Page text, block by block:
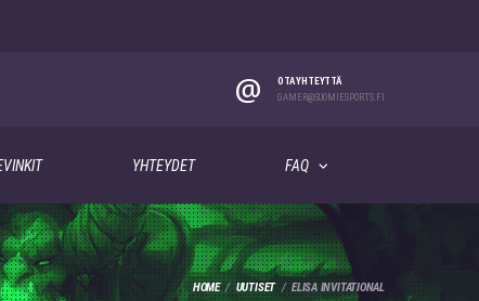
@
OTA YHTEYTTÄ
GAMER@SUOMIESPORTS.FI
YHTEYDET FAQ
HOME UUTISET ELISA INVITATIONAL